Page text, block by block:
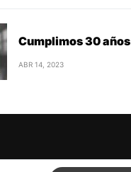
Cumplimos 30 años
ABR 14, 2023